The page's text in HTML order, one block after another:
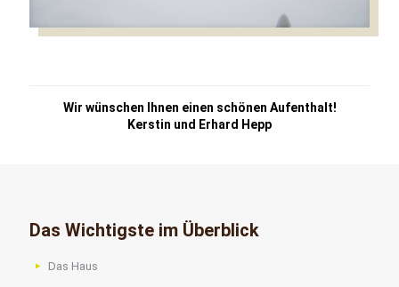
Wir wünschen Ihnen einen schönen Aufenthalt!
Kerstin und Erhard Hepp
Das Wichtigste im Überblick
Das Haus